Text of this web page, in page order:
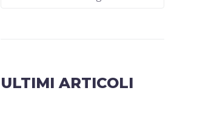
ULTIMI ARTICOLI